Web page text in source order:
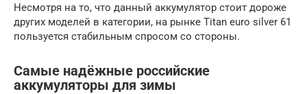
Несмотря на то, что данный аккумулятор стоит дороже
других моделей в категории, на рынке Titan euro silver 61
пользуется стабильным спросом со стороны.
Самые надёжные российские
аккумуляторы для зимы